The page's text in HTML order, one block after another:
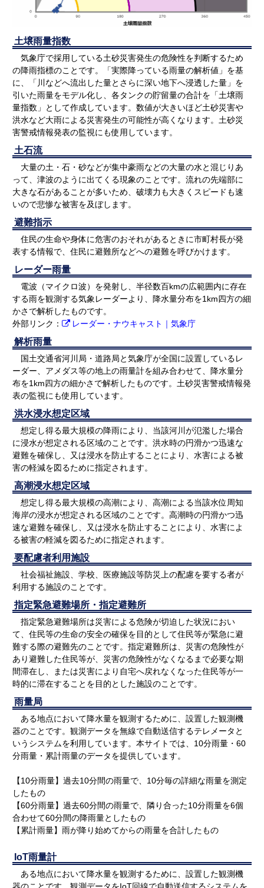
土壌雨量指数
気象庁で採用している土砂災害発生の危険性を判断するため
の降雨指標のことです。「実際降っている雨量の解析値」を基
に、「川などへ流出した量とさらに深い地下へ浸透した量」を
引いた雨量をモデル化し、各タンクの貯留量の合計を「土壌雨
量指数」として作成しています。数値が大きいほど土砂災害や
洪水など大雨による災害発生の可能性が高くなります。土砂災
害警戒情報発表の監視にも使用しています。
土石流
大量の土・石・砂などが集中豪雨などの大量の水と混じりあ
って、津波のように出てくる現象のことです。流れの先端部に
大きな石があることが多いため、破壊力も大きくスピードも速
いので悲惨な被害を及ぼします。
避難指示
住民の生命や身体に危害のおそれがあるときに市町村長が発
表する情報で、住民に避難所などへの避難を呼びかけます。
レーダー雨量
電波（マイクロ波）を発射し、半径数百kmの広範囲内に存在
する雨を観測する気象レーダーより、降水量分布を1km四方の細
かさで解析したものです。
外部リンク：
レーダー・ナウキャスト｜気象庁
解析雨量
国土交通省河川局・道路局と気象庁が全国に設置しているレ
ーダー、アメダス等の地上の雨量計を組み合わせて、降水量分
布を1km四方の細かさで解析したものです。土砂災害警戒情報発
表の監視にも使用しています。
洪水浸水想定区域
想定し得る最大規模の降雨により、当該河川が氾濫した場合
に浸水が想定される区域のことです。洪水時の円滑かつ迅速な
避難を確保し、又は浸水を防止することにより、水害による被
害の軽減を図るために指定されます。
高潮浸水想定区域
想定し得る最大規模の高潮により、高潮による当該水位周知
海岸の浸水が想定される区域のことです。高潮時の円滑かつ迅
速な避難を確保し、又は浸水を防止することにより、水害によ
る被害の軽減を図るために指定されます。
要配慮者利用施設
社会福祉施設、学校、医療施設等防災上の配慮を要する者が
利用する施設のことです。
指定緊急避難場所・指定避難所
指定緊急避難場所は災害による危険が切迫した状況におい
て、住民等の生命の安全の確保を目的として住民等が緊急に避
難する際の避難先のことです。指定避難所は、災害の危険性が
あり避難した住民等が、災害の危険性がなくなるまで必要な期
間滞在し、または災害により自宅へ戻れなくなった住民等が一
時的に滞在することを目的とした施設のことです。
雨量局
ある地点において降水量を観測するために、設置した観測機
器のことです。観測データを無線で自動送信するテレメータと
いうシステムを利用しています。本サイトでは、10分雨量・60
分雨量・累計雨量のデータを提供しています。
【10分雨量】過去10分間の雨量で、10分毎の詳細な雨量を測定
したもの
【60分雨量】過去60分間の雨量で、隣り合った10分雨量を6個
合わせて60分間の降雨量としたもの
【累計雨量】雨が降り始めてからの雨量を合計したもの
IoT雨量計
ある地点において降水量を観測するために、設置した観測機